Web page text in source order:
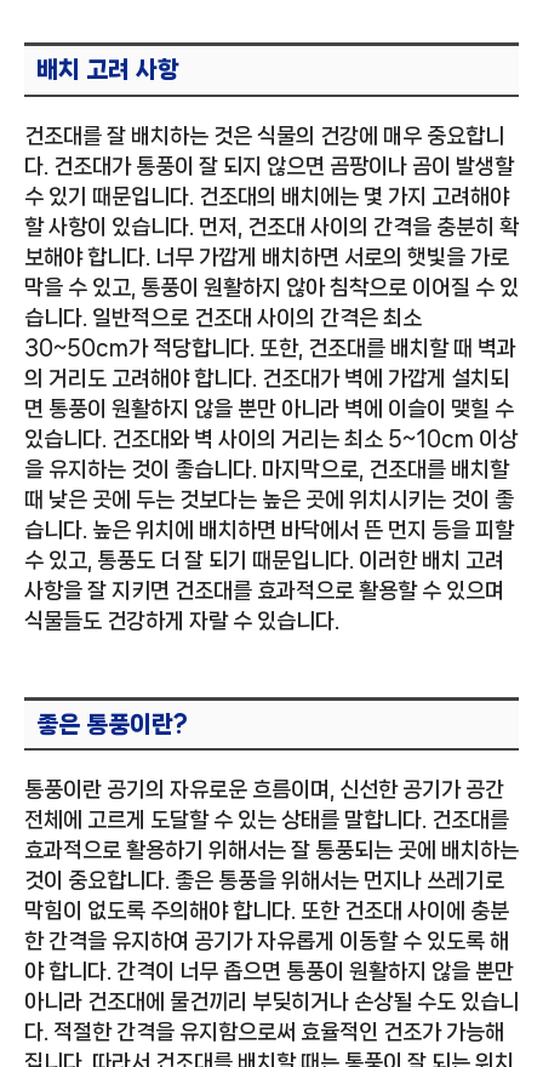
배치 고려 사항
건조대를 잘 배치하는 것은 식물의 건강에 매우 중요합니
다. 건조대가 통풍이 잘 되지 않으면 곰팡이나 곰이 발생할
수 있기 때문입니다. 건조대의 배치에는 몇 가지 고려해야
할 사항이 있습니다. 먼저, 건조대 사이의 간격을 충분히 확
보해야 합니다. 너무 가깝게 배치하면 서로의 햇빛을 가로
막을 수 있고, 통풍이 원활하지 않아 침착으로 이어질 수 있
습니다. 일반적으로 건조대 사이의 간격은 최소
30~50cm가 적당합니다. 또한, 건조대를 배치할 때 벽과
의 거리도 고려해야 합니다. 건조대가 벽에 가깝게 설치되
면 통풍이 원활하지 않을 뿐만 아니라 벽에 이슬이 맺힐 수
있습니다. 건조대와 벽 사이의 거리는 최소 5~10cm 이상
을 유지하는 것이 좋습니다. 마지막으로, 건조대를 배치할
때 낮은 곳에 두는 것보다는 높은 곳에 위치시키는 것이 좋
습니다. 높은 위치에 배치하면 바닥에서 뜬 먼지 등을 피할
수 있고, 통풍도 더 잘 되기 때문입니다. 이러한 배치 고려
사항을 잘 지키면 건조대를 효과적으로 활용할 수 있으며
식물들도 건강하게 자랄 수 있습니다.
좋은 통풍이란?
통풍이란 공기의 자유로운 흐름이며, 신선한 공기가 공간
전체에 고르게 도달할 수 있는 상태를 말합니다. 건조대를
효과적으로 활용하기 위해서는 잘 통풍되는 곳에 배치하는
것이 중요합니다. 좋은 통풍을 위해서는 먼지나 쓰레기로
막힘이 없도록 주의해야 합니다. 또한 건조대 사이에 충분
한 간격을 유지하여 공기가 자유롭게 이동할 수 있도록 해
야 합니다. 간격이 너무 좁으면 통풍이 원활하지 않을 뿐만
아니라 건조대에 물건끼리 부딪히거나 손상될 수도 있습니
다. 적절한 간격을 유지함으로써 효율적인 건조가 가능해
집니다. 따라서 건조대를 배치할 때는 통풍이 잘 되는 위치